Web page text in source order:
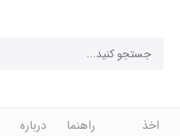
اخذ
راهنما
درباره